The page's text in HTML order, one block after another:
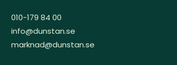
010-179 84 00
info@dunstan.se
marknad@dunstan.se